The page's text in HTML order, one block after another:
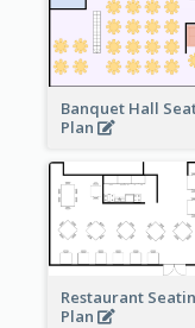
Banquet Hall
Plan
Restaurant
Plan